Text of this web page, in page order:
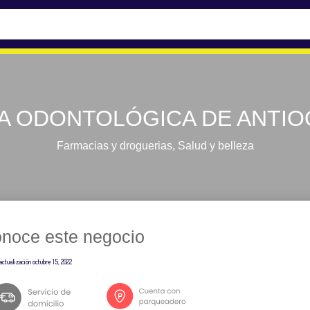
ODONTOLÓGICA DE
Farmacias y droguerias, Salud y belleza
este negocio
octubre 15, 2022